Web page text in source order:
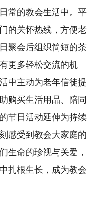
常的教会生活中。平
的关怀热线，方便老
聚会后组织简短的茶
更多轻松交流的机
中主动为老年信徒提
购买生活用品、陪同
节日活动延伸为持续
感受到教会大家庭的
生命的珍视与关爱，
扎根生长，成为教会